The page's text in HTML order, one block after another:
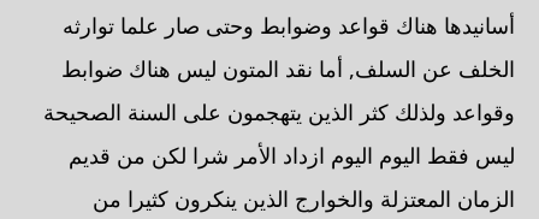
أسانيدها هناك قواعد وضوابط وحتى صار علما توارثه
الخلف عن السلف, أما نقد المتون ليس هناك ضوابط
وقواعد ولذلك كثر الذين يتهجمون على السنة الصحيحة
ليس فقط اليوم اليوم ازداد الأمر شرا لكن من قديم
الزمان المعتزلة والخوارج الذين ينكرون كثيرا من